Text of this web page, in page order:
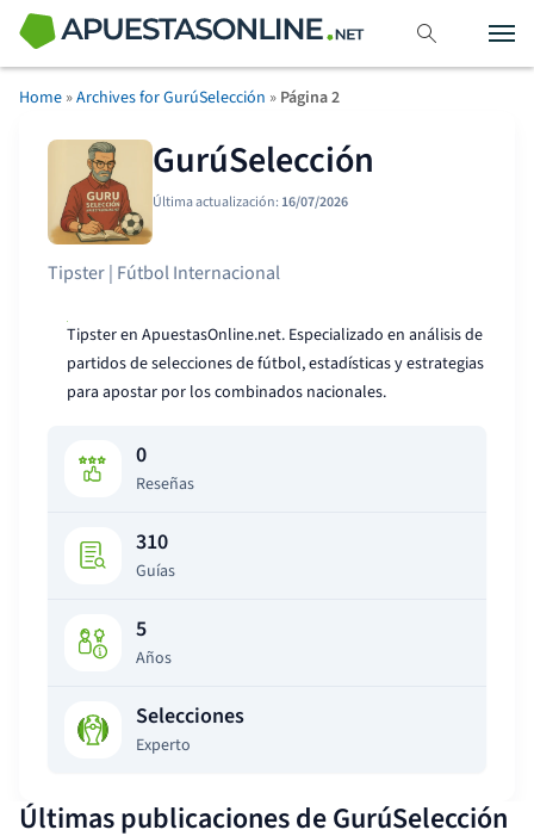
Home »Archives for GurúSelección » Página 2
GurúSelección
Última actualización: 16/07/2026
Tipster | Fútbol Internacional
Tipster en ApuestasOnline.net. Especializado en análisis de
partidos de selecciones de fútbol, estadísticas y estrategias
para apostar por los combinados nacionales.
0
Reseñas
310
Guías
5
Años
Selecciones
Experto
Últimas publicaciones de GurúSelección